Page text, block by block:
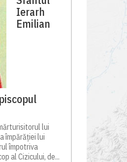
Ierarh
Emilian
lui
împărăției lui
împotriva
al Cizicului, de...